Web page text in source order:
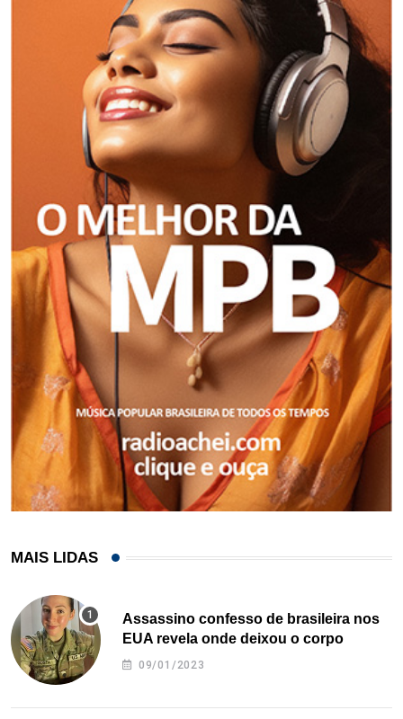
MAIS LIDAS
Assassino confesso de brasileira nos
EUA revela onde deixou o corpo
09/01/2023